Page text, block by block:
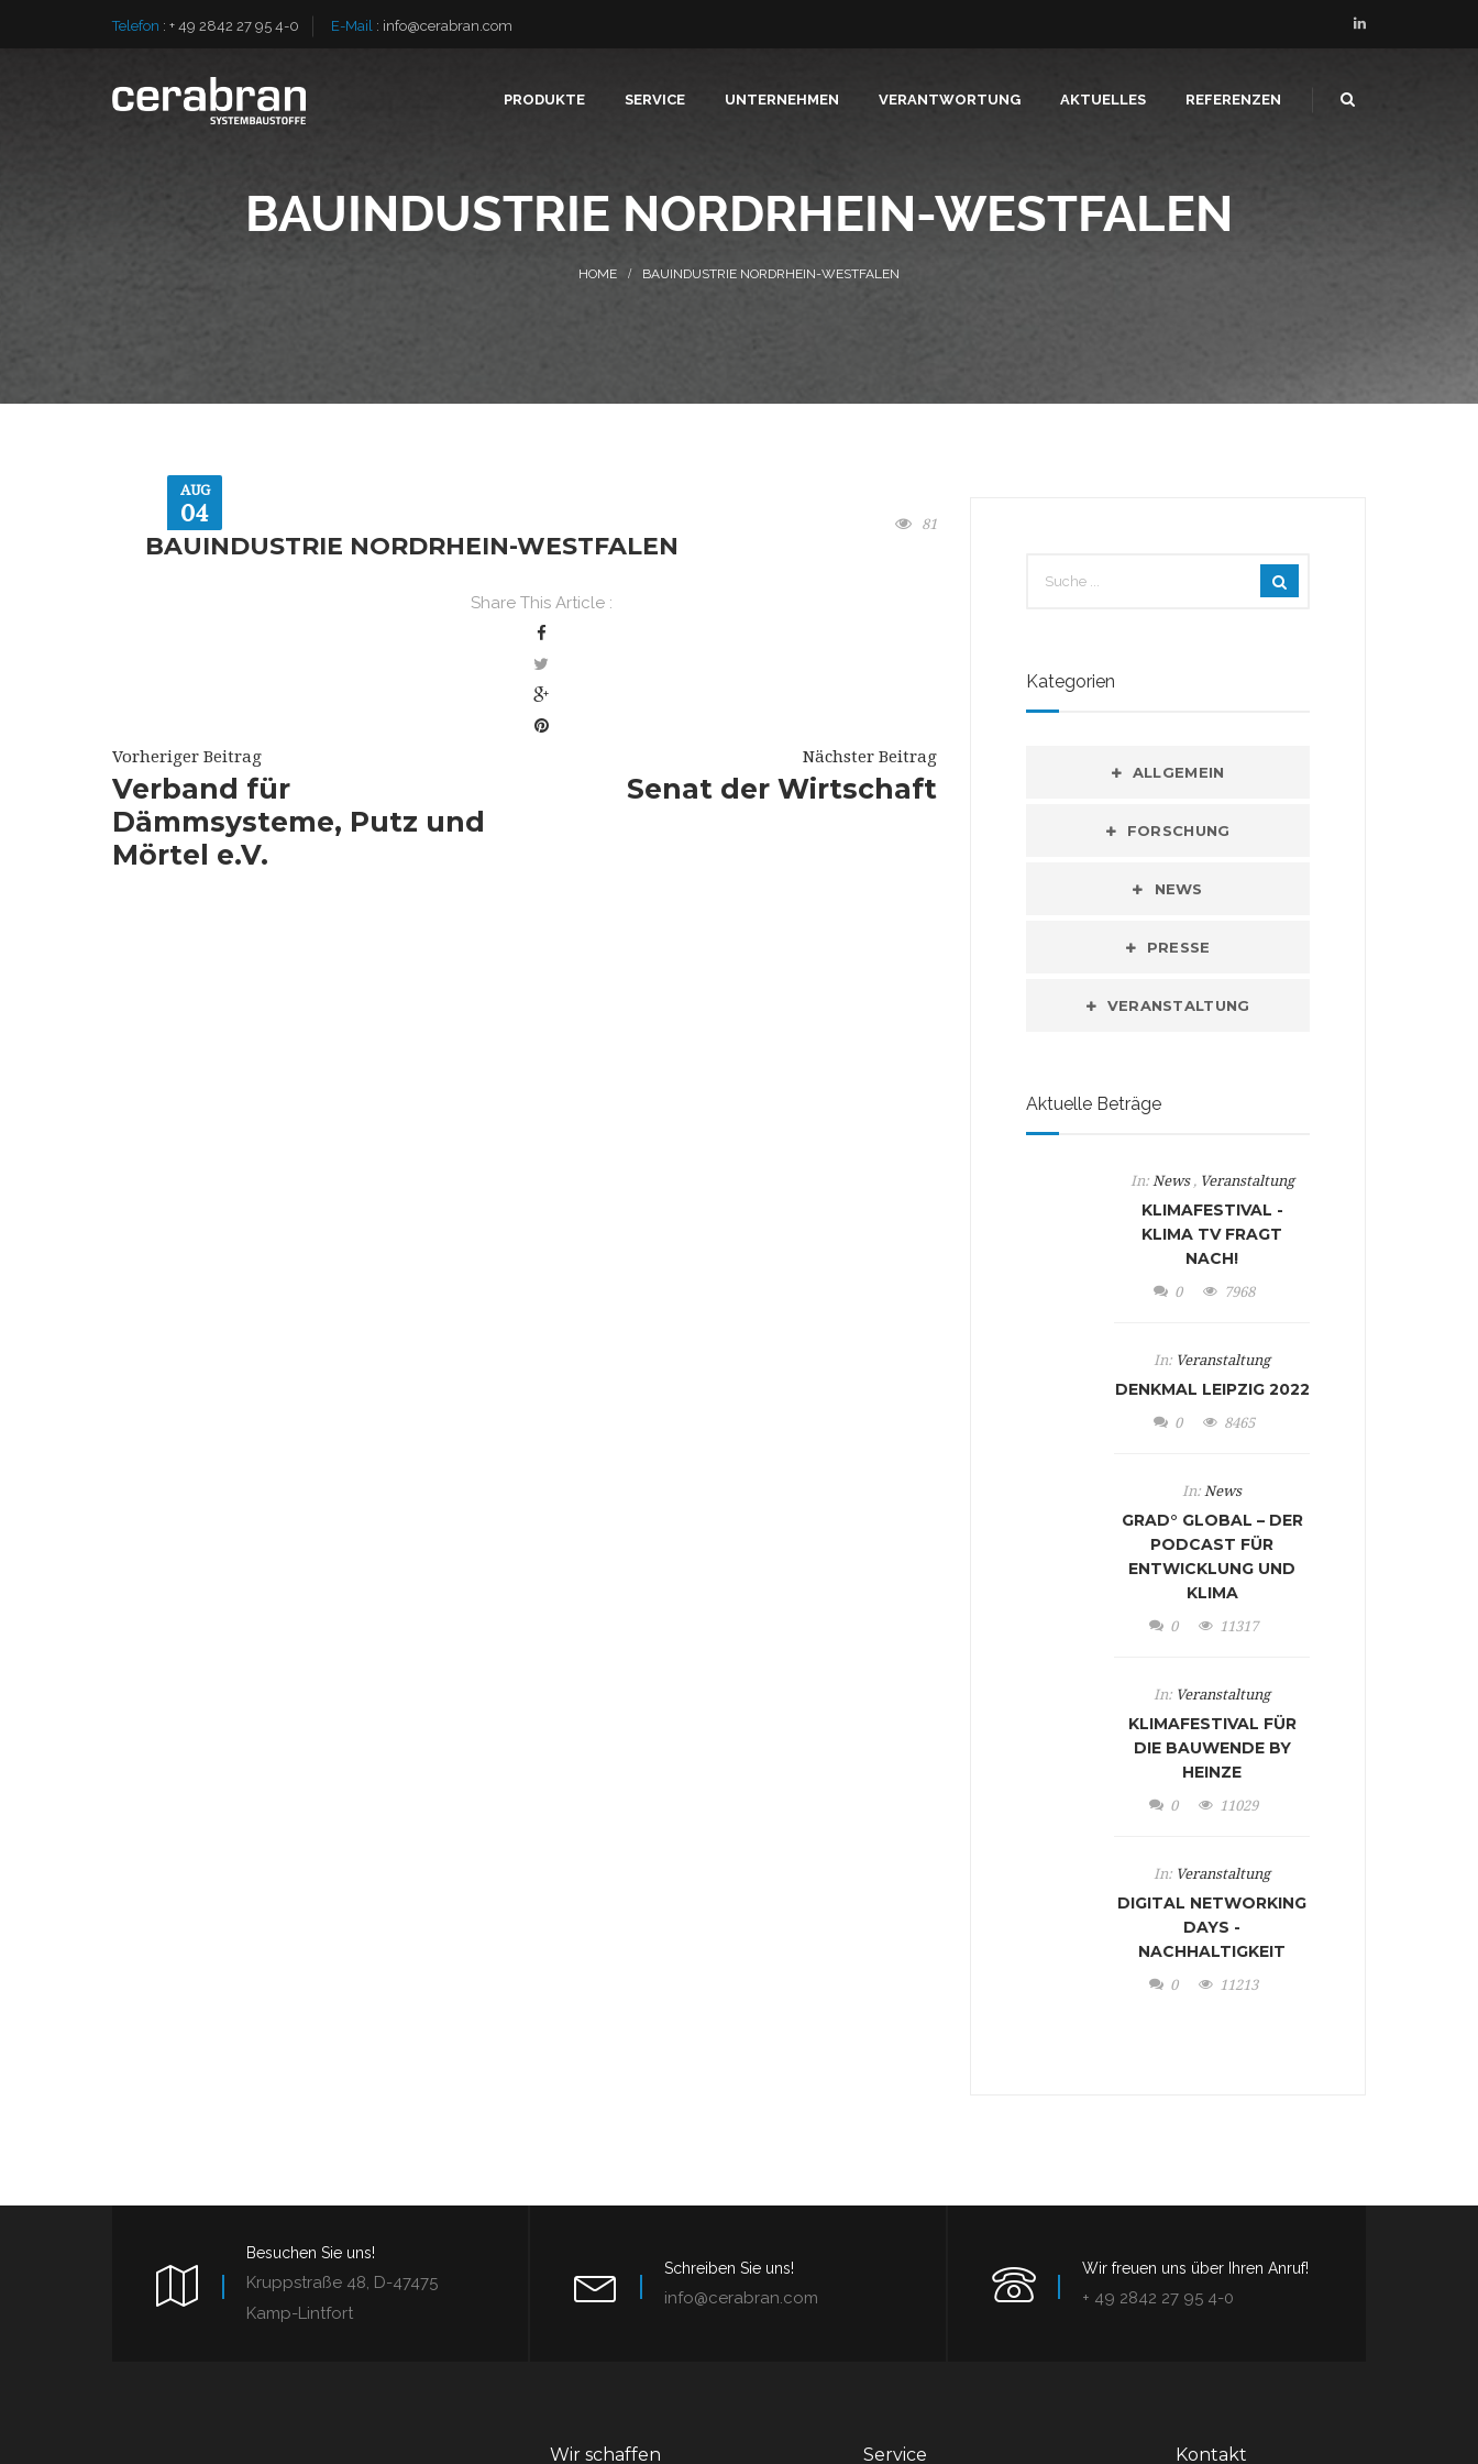
Telefon : + 49 2842 27 95 4-0 E-Mail : info@cerabran.com
PRODUKTE SERVICE UNTERNEHMEN VERANTWORTUNG AKTUELLES REFERENZEN
BAUINDUSTRIE NORDRHEIN-WESTFALEN
BAUINDUSTRIE NORDRHEIN-WESTFALEN
AUG
04 81
BAUINDUSTRIE NORDRHEIN-WESTFALEN
Share This Article :
Vorheriger Beitrag
Verband für
Dämmsysteme, Putz und
Mörtel e.V.
Nächster Beitrag
Senat der Wirtschaft
Kategorien
ALLGEMEIN
FORSCHUNG
NEWS
PRESSE
VERANSTALTUNG
Aktuelle Beträge
In: News, Veranstaltung
KLIMAFESTIVAL -
KLIMA TV FRAGT
NACH!
0 7968
In: Veranstaltung
DENKMAL LEIPZIG 2022
0 8465
In: News
GRAD° GLOBAL – DER
PODCAST FÜR
ENTWICKLUNG UND
KLIMA
0 11317
In: Veranstaltung
KLIMAFESTIVAL FÜR
DIE BAUWENDE BY
HEINZE
0 11029
In: Veranstaltung
DIGITAL NETWORKING
DAYS -
NACHHALTIGKEIT
0 11213
Besuchen Sie uns!
Kruppstraße 48, D-47475
Kamp-Lintfort
Schreiben Sie uns!
info@cerabran.com
Wir freuen uns über Ihren Anruf!
+ 49 2842 27 95 4-0
Wir schaffen Service Kontakt